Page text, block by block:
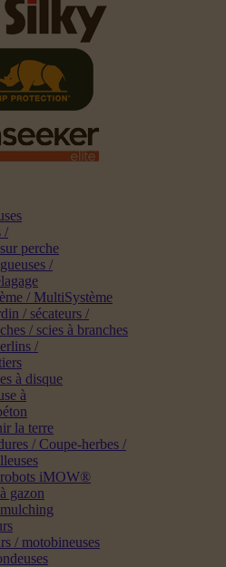
/
perche
/
/ MultiSystème
/ sécateurs /
/ scies à branches
/
à disque
à
la terre
/ Coupe-herbes /
robots iMOW®
gazon
/ motobineuses